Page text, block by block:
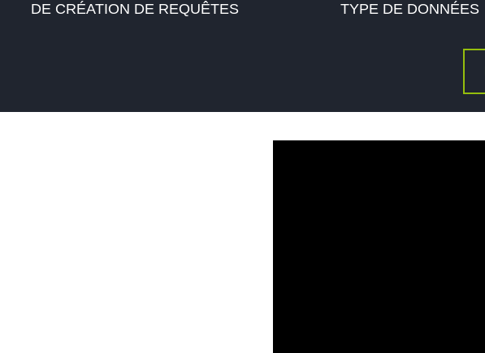
DE CRÉATION DE REQUÊTES
TYPE DE DONNÉES